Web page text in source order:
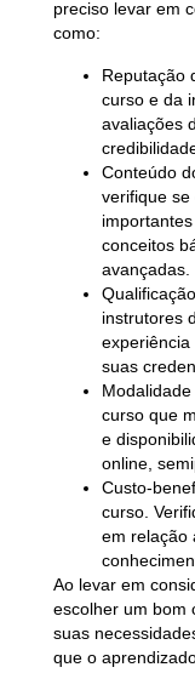
preciso levar em
como:
Reputação
curso e da
avaliações
Conteúdo
verifique
conceitos
avançadas.
instrutores
suas
curso que
e
online,
Custo-
curso.
em relação
Ao levar em
escolher um bom
suas
que o